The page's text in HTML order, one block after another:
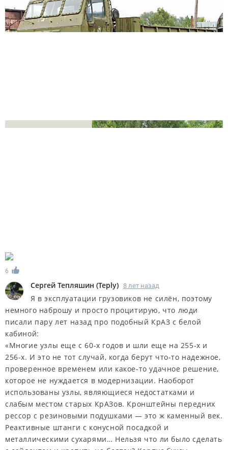
6
Сергей Тепляшин (Teply) 8 лет назад
Я в эксплуатации грузовиков не силён, поэтому
немного наброшу и просто процитирую, что люди
писали пару лет назад про подобный КрАЗ с белой
кабиной:
«Многие узлы еще с 60-х годов и шли еще на 255-х и
256-х. И это не тот случай, когда берут что-то надежное,
проверенное временем или какое-то удачное решение,
которое не нуждается в модернизации. Наоборот
использованы узлы, являющиеся недостатками и
слабым местом старых КрАЗов. Кронштейны передних
рессор с резиновыми подушками — это ж каменный век.
Реактивные штанги с конусной посадкой и
металлическими сухарями… Нельзя что ли было сделать